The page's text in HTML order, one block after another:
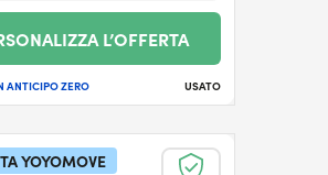
L’OFFERTA
ANTICIPO ZERO USATO
YOYOMOVE